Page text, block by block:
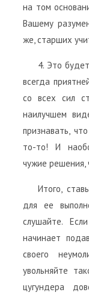
на том
Вашему
же, старших
4. Это
всегда
со всех сил
наилучшем
признавать,
то-то! И
чужие решения,
Итого,
для ее
слушайте.
начинает
своего
увольняйте
цугундера